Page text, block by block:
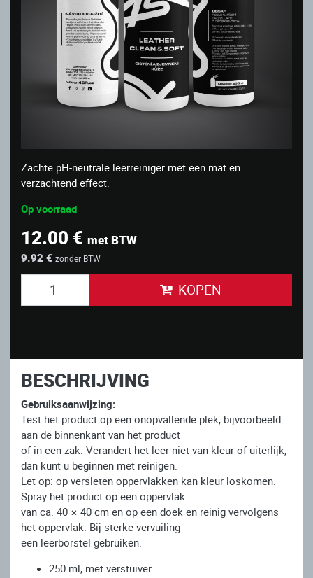
Zachte pH-neutrale leerreiniger met een mat en
verzachtend effect.
Op voorraad
12.00 € met BTW
9.92 € zonder BTW
KOPEN
BESCHRIJVING
Gebruiksaanwijzing:
Test het product op een onopvallende plek, bijvoorbeeld
aan de binnenkant van het product
of in een zak. Verandert het leer niet van kleur of uiterlijk,
dan kunt u beginnen met reinigen.
Let op: op versleten oppervlakken kan kleur loskomen.
Spray het product op een oppervlak
van ca. 40 × 40 cm en op een doek en reinig vervolgens
het oppervlak. Bij sterke vervuiling
een leerborstel gebruiken.
250 ml, met verstuiver